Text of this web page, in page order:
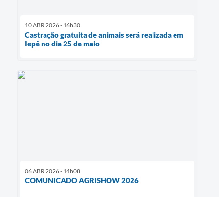
10 ABR 2026 - 16h30
Castração gratuita de animais será realizada em
Iepê no dia 25 de maio
06 ABR 2026 - 14h08
COMUNICADO AGRISHOW 2026